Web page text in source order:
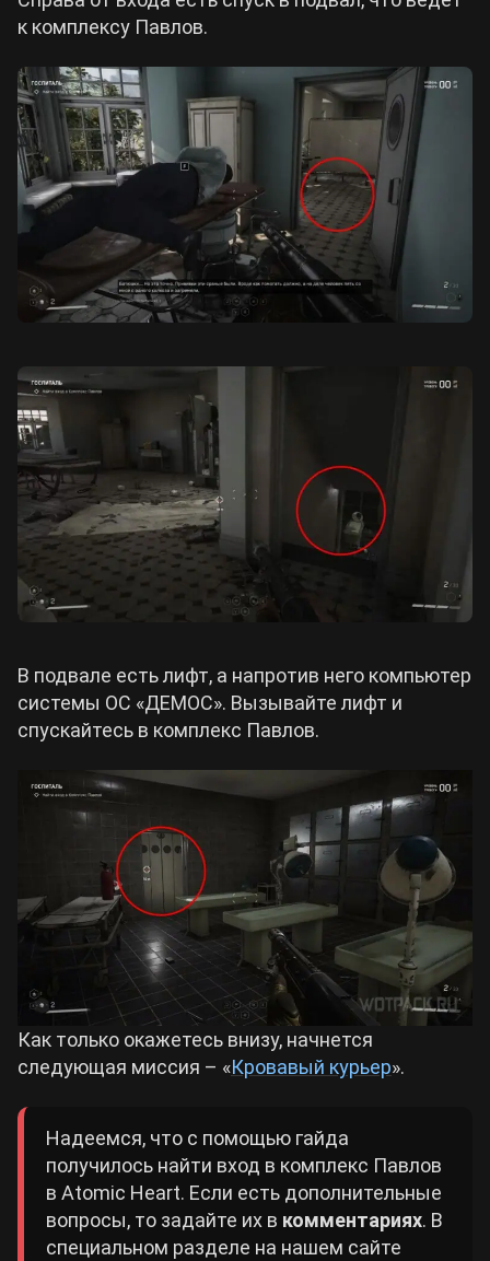
к комплексу Павлов.
В подвале есть лифт, а напротив него компьютер
системы ОС «ДЕМОС». Вызывайте лифт и
спускайтесь в комплекс Павлов.
Как только окажетесь внизу, начнется
следующая миссия – «Кровавый курьер».
Надеемся, что с помощью гайда
получилось найти вход в комплекс Павлов
в Atomic Heart. Если есть дополнительные
вопросы, то задайте их в комментариях. В
специальном разделе на нашем сайте